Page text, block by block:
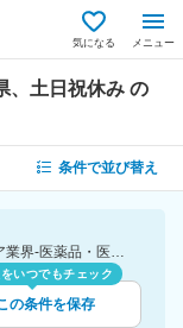
気になる メニュー
、土日祝休み の
条件で並び替え
[勤務地]三重県 [業種]調剤薬局・ドラッグストア業界-医薬品・医療機器・ライフサイエンス・医療系サービス [詳細条件](休日・働き方)土日祝休み
いつでもチェック
の条件を保存